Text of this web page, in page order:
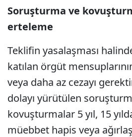
Soruşturma ve
erteleme
Teklifin yasalaşması
katılan örgüt
veya daha az cezayı
dolayı yürütülen
kovuşturmalar 5 yıl, 15
müebbet hapis veya